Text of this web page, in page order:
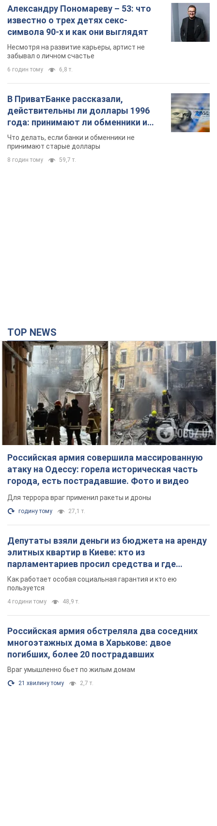
Александру Пономареву – 53: что
известно о трех детях секс-
символа 90-х и как они выглядят
Несмотря на развитие карьеры, артист не
забывал о личном счастье
6 годин тому 6,8 т.
В ПриватБанке рассказали,
действительны ли доллары 1996
года: принимают ли обменники и
банки такие купюры
Что делать, если банки и обменники не
принимают старые доллары
8 годин тому 59,7 т.
TOP NEWS
Российская армия совершила массированную
атаку на Одессу: горела историческая часть
города, есть пострадавшие. Фото и видео
Для террора враг применил ракеты и дроны
годину тому 27,1 т.
Депутаты взяли деньги из бюджета на аренду
элитных квартир в Киеве: кто из
парламентариев просил средства и где
поселился
Как работает особая социальная гарантия и кто ею
пользуется
4 години тому 48,9 т.
Российская армия обстреляла два соседних
многоэтажных дома в Харькове: двое
погибших, более 20 пострадавших
Враг умышленно бьет по жилым домам
21 хвилину тому 2,7 т.